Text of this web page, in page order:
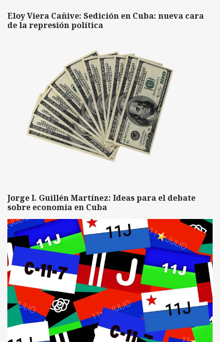
Eloy Viera Cañive: Sedición en Cuba: nueva cara
de la represión política
Jorge I. Guillén Martínez: Ideas para el debate
sobre economía en Cuba